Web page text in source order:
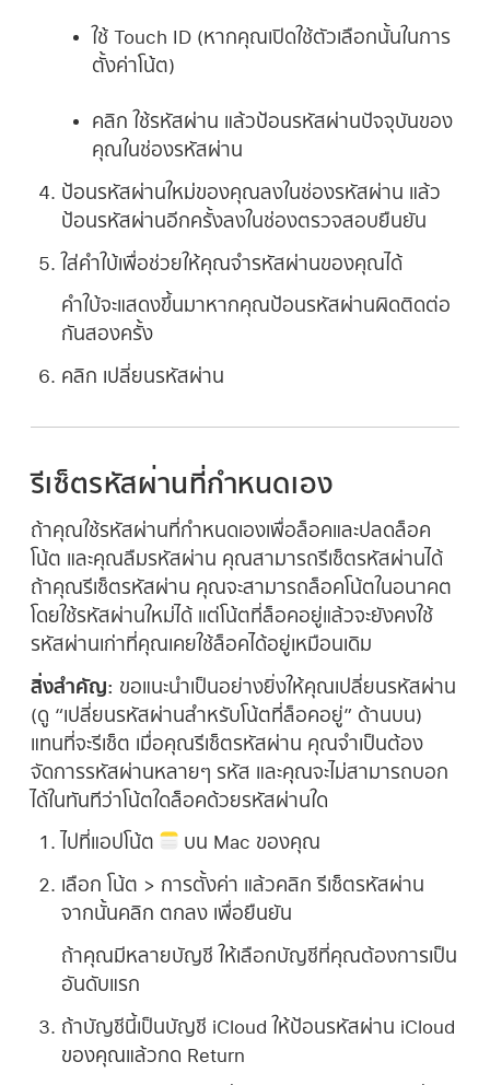
ใช้ Touch ID (หากคุณเปิดใช้ตัวเลือกนั้นในการ
ตั้งค่าโน้ต)
คลิก ใช้รหัสผ่าน แล้วป้อนรหัสผ่านปัจจุบันของ
คุณในช่องรหัสผ่าน
ป้อนรหัสผ่านใหม่ของคุณลงในช่องรหัสผ่าน แล้ว
ป้อนรหัสผ่านอีกครั้งลงในช่องตรวจสอบยืนยัน
ใส่คำใบ้เพื่อช่วยให้คุณจำรหัสผ่านของคุณได้
คำใบ้จะแสดงขึ้นมาหากคุณป้อนรหัสผ่านผิดติดต่อ
กันสองครั้ง
คลิก เปลี่ยนรหัสผ่าน
รีเซ็ตรหัสผ่านที่กำหนดเอง
ถ้าคุณใช้รหัสผ่านที่กำหนดเองเพื่อล็อคและปลดล็อค
โน้ต และคุณลืมรหัสผ่าน คุณสามารถรีเซ็ตรหัสผ่านได้
ถ้าคุณรีเซ็ตรหัสผ่าน คุณจะสามารถล็อคโน้ตในอนาคต
โดยใช้รหัสผ่านใหม่ได้ แต่โน้ตที่ล็อคอยู่แล้วจะยังคงใช้
รหัสผ่านเก่าที่คุณเคยใช้ล็อคได้อยู่เหมือนเดิม
สิ่งสำคัญ: ขอแนะนำเป็นอย่างยิ่งให้คุณเปลี่ยนรหัสผ่าน
(ดู “เปลี่ยนรหัสผ่านสำหรับโน้ตที่ล็อคอยู่” ด้านบน)
แทนที่จะรีเซ็ต เมื่อคุณรีเซ็ตรหัสผ่าน คุณจำเป็นต้อง
จัดการรหัสผ่านหลายๆ รหัส และคุณจะไม่สามารถบอก
ได้ในทันทีว่าโน้ตใดล็อคด้วยรหัสผ่านใด
ไปที่แอปโน้ต บน Mac ของคุณ
เลือก โน้ต > การตั้งค่า แล้วคลิก รีเซ็ตรหัสผ่าน
จากนั้นคลิก ตกลง เพื่อยืนยัน
ถ้าคุณมีหลายบัญชี ให้เลือกบัญชีที่คุณต้องการเป็น
อันดับแรก
ถ้าบัญชีนี้เป็นบัญชี iCloud ให้ป้อนรหัสผ่าน iCloud
ของคุณแล้วกด Return